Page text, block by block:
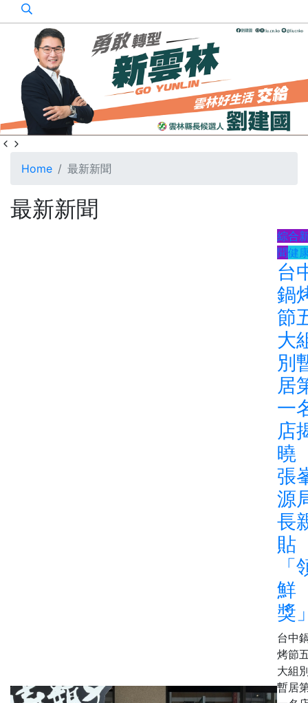
Home 最新新聞
最新新聞
綜合
聞健
台
鍋
節
大
別
居
一
店
張
源
長
貼
「
鮮
獎
台中
烤節
大組
暫居